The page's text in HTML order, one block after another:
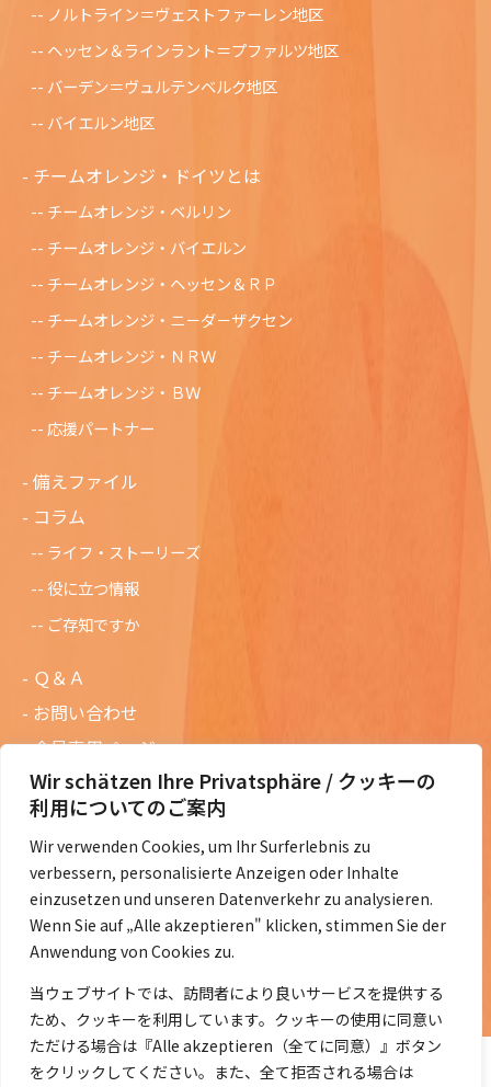
Wir schätzen Ihre Privatsphäre / クッキーの
利用についてのご案内
Wir verwenden Cookies, um Ihr Surferlebnis zu
verbessern, personalisierte Anzeigen oder Inhalte
einzusetzen und unseren Datenverkehr zu analysieren.
Wenn Sie auf „Alle akzeptieren" klicken, stimmen Sie der
Anwendung von Cookies zu.
当ウェブサイトでは、訪問者により良いサービスを提供する
ため、クッキーを利用しています。クッキーの使用に同意い
ただける場合は『Alle akzeptieren（全てに同意）』ボタン
をクリックしてください。また、全て拒否される場合は
ノルトライン＝ヴェストファーレン地区
ヘッセン＆ラインラント＝プファルツ地区
バーデン＝ヴュルテンベルク地区
バイエルン地区
チームオレンジ・ドイツとは
チームオレンジ・ベルリン
チームオレンジ・バイエルン
チームオレンジ・ヘッセン＆ＲＰ
チームオレンジ・ニ－ダ－ザクセン
チ－ムオレンジ・ＮＲＷ
チームオレンジ・ＢＷ
応援パートナー
備えファイル
コラム
ライフ・ストーリーズ
役に立つ情報
ご存知ですか
Ｑ＆Ａ
お問い合わせ
会員専用ページ
ニュースレターバックナンバー
過去の講演資料
総会議事録
定款・会費規定など
コラムの紹介
コラム一覧